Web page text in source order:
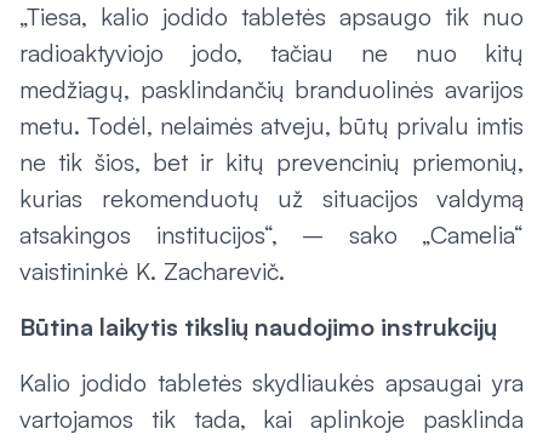
„Tiesa, kalio jodido tabletės apsaugo tik nuo
radioaktyviojo jodo, tačiau ne nuo kitų
medžiagų, pasklindančių branduolinės avarijos
metu. Todėl, nelaimės atveju, būtų privalu imtis
ne tik šios, bet ir kitų prevencinių priemonių,
kurias rekomenduotų už situacijos valdymą
atsakingos institucijos“, – sako „Camelia“
vaistininkė K. Zacharevič.
Būtina laikytis tikslių naudojimo instrukcijų
Kalio jodido tabletės skydliaukės apsaugai yra
vartojamos tik tada, kai aplinkoje pasklinda